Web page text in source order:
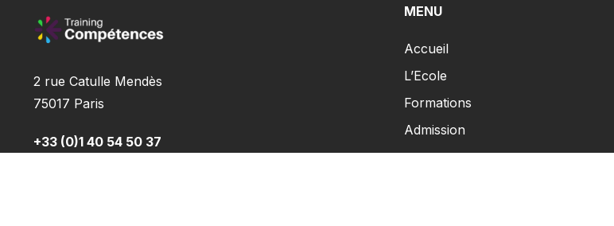
2 rue Catulle Mendès
75017 Paris
+33 (0)1 40 54 50 37
MENU
Accueil
L’Ecole
Formations
Admission